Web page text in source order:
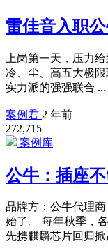
雷佳音入职
上岗第一天，压力
冷、尘、高五大极
实力派的强强联合 ...
案例君 2 年前
272,715
案例库
公牛：插座
品牌方：公牛代理
始了。 每年秋季，
先携麒麟芯片回归